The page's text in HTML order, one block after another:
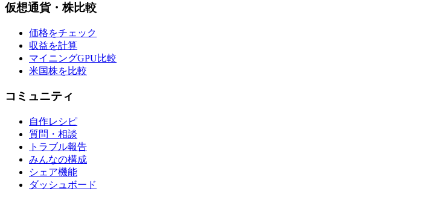
仮想通貨・株比較
価格をチェック
収益を計算
マイニングGPU比較
米国株を比較
コミュニティ
自作レシピ
質問・相談
トラブル報告
みんなの構成
シェア機能
ダッシュボード